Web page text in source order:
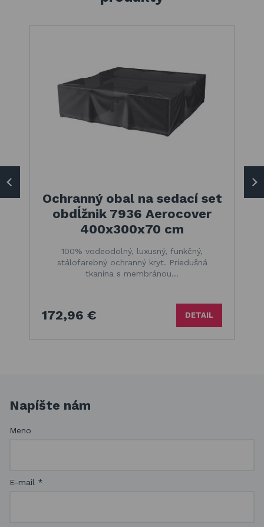
Ochranný obal na sedací set
obdĺžnik 7936 Aerocover
400x300x70 cm
100% vodeodolný, luxusný, funkčný,
stálofarebný ochranný kryt. Priedušná
tkanina s membránou…
172,96 € DETAIL
Napíšte nám
Meno
E-mail *